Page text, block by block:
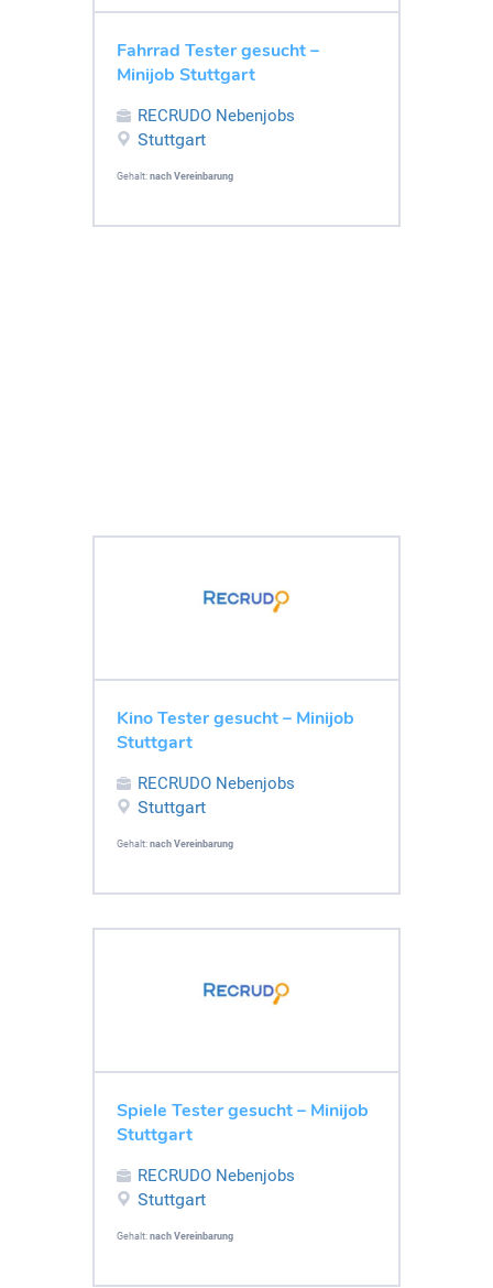
Fahrrad Tester gesucht –
Minijob Stuttgart
RECRUDO Nebenjobs
Stuttgart
Gehalt: nach Vereinbarung
Kino Tester gesucht – Minijob
Stuttgart
RECRUDO Nebenjobs
Stuttgart
Gehalt: nach Vereinbarung
Spiele Tester gesucht – Minijob
Stuttgart
RECRUDO Nebenjobs
Stuttgart
Gehalt: nach Vereinbarung